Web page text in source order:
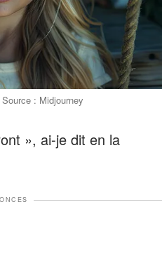
: Midjourney
», ai-je dit en la